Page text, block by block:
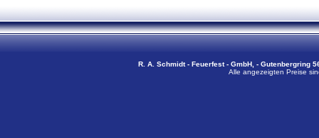
R. A. Schmidt - Feuerfest - GmbH, - Gutenbergring
Alle angezeigten Preise